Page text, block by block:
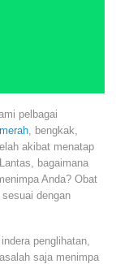
pelbagai
, bengkak,
akibat menatap
bagaimana
Anda? Obat
dengan
penglihatan,
saja menimpa